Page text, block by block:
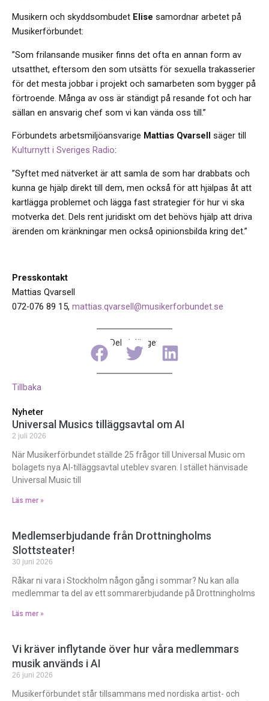
Musikern och skyddsombudet Elise samordnar arbetet på
Musikerförbundet:
”Som frilansande musiker finns det ofta en annan form av
utsatthet, eftersom den som utsätts för sexuella trakasserier
för det mesta jobbar i projekt och samarbeten som bygger på
förtroende. Många av oss är ständigt på resande fot och har
sällan en ansvarig chef som vi kan vända oss till.”
Förbundets arbetsmiljöansvarige Mattias Qvarsell säger till
Kulturnytt i Sveriges Radio:
”Syftet med nätverket är att samla de som har drabbats och
kunna ge hjälp direkt till dem, men också för att hjälpas åt att
kartlägga problemet och lägga fast strategier för hur vi ska
motverka det. Dels rent juridiskt om det behövs hjälp att driva
ärenden om kränkningar men också opinionsbilda kring det.”
Presskontakt
Mattias Qvarsell
072-076 89 15, mattias.qvarsell@musikerforbundet.se
Dela inlägget
Tillbaka
Nyheter
Universal Musics tilläggsavtal om AI
2 juli 2026
När Musikerförbundet ställde 25 frågor till Universal Music om
bolagets nya AI-tilläggsavtal uteblev svaren. I stället hänvisade
Universal Music till
Läs mer »
Medlemserbjudande från Drottningholms
Slottsteater!
30 juni 2026
Råkar ni vara i Stockholm någon gång i sommar? Nu kan alla
medlemmar ta del av ett sommarerbjudande på Drottningholms
Läs mer »
Vi kräver inflytande över hur våra medlemmars
musik används i AI
26 juni 2026
Musikerförbundet står tillsammans med nordiska artist- och